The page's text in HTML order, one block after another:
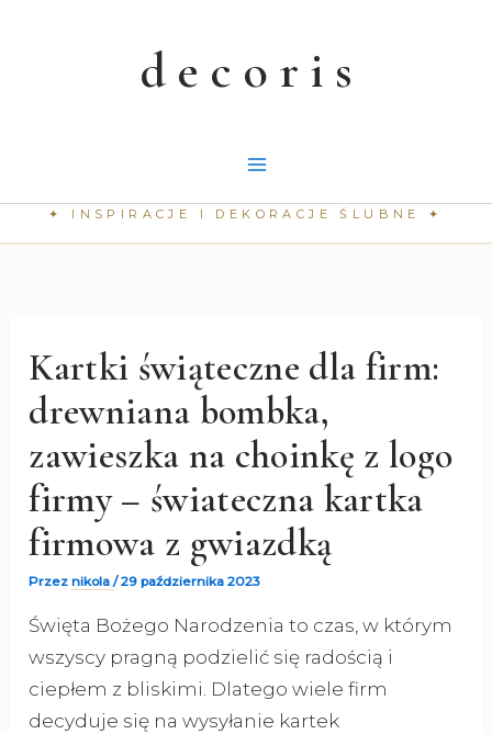
Kartki świąteczne dla firm:
drewniana bombka,
zawieszka na choinkę z logo
firmy – świateczna kartka
firmowa z gwiazdką
Przeznikola/29 października 2023
Święta Bożego Narodzenia to czas, w którym
wszyscy pragną podzielić się radością i
ciepłem z bliskimi. Dlatego wiele firm
decyduje się na wysyłanie kartek